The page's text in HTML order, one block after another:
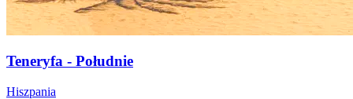
Teneryfa - Południe
Hiszpania